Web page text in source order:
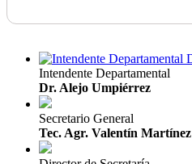
Intendente Departamental
Dr. Alejo Umpiérrez
Secretario General
Tec. Agr. Valentín Martínez